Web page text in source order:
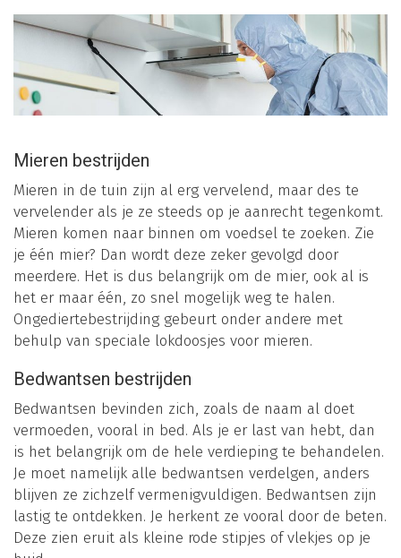
Mieren bestrijden
Mieren in de tuin zijn al erg vervelend, maar des te
vervelender als je ze steeds op je aanrecht tegenkomt.
Mieren komen naar binnen om voedsel te zoeken. Zie
je één mier? Dan wordt deze zeker gevolgd door
meerdere. Het is dus belangrijk om de mier, ook al is
het er maar één, zo snel mogelijk weg te halen.
Ongediertebestrijding gebeurt onder andere met
behulp van speciale lokdoosjes voor mieren.
Bedwantsen bestrijden
Bedwantsen bevinden zich, zoals de naam al doet
vermoeden, vooral in bed. Als je er last van hebt, dan
is het belangrijk om de hele verdieping te behandelen.
Je moet namelijk alle bedwantsen verdelgen, anders
blijven ze zichzelf vermenigvuldigen. Bedwantsen zijn
lastig te ontdekken. Je herkent ze vooral door de beten.
Deze zien eruit als kleine rode stipjes of vlekjes op je